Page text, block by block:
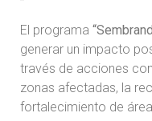
El programa
generar un impacto
través de acciones
zonas afectadas, la
fortalecimiento de